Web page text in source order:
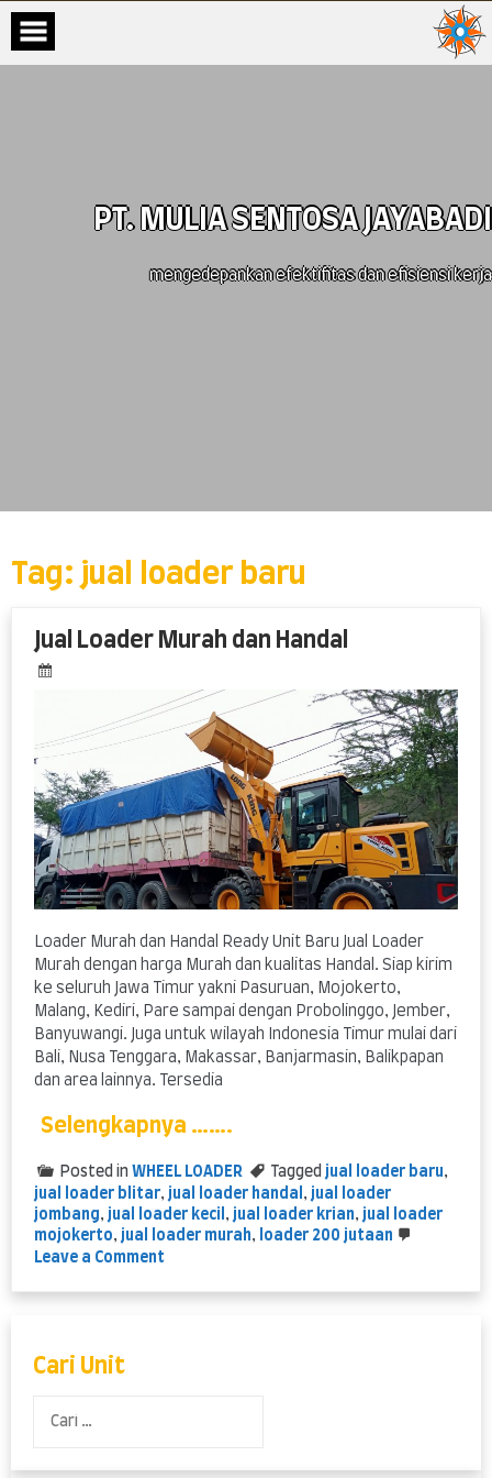
PT. MULIA SENTOSA JAYABADI
mengedepankan efektifitas dan efisiensi kerja
content
Tag: jual loader baru
Jual Loader Murah dan Handal
Loader Murah dan Handal Ready Unit Baru Jual Loader
Murah dengan harga Murah dan kualitas Handal. Siap kirim
ke seluruh Jawa Timur yakni Pasuruan, Mojokerto,
Malang, Kediri, Pare sampai dengan Probolinggo, Jember,
Banyuwangi. Juga untuk wilayah Indonesia Timur mulai dari
Bali, Nusa Tenggara, Makassar, Banjarmasin, Balikpapan
dan area lainnya. Tersedia
Selengkapnya …….
Posted in WHEEL LOADER Tagged jual loader baru,
jual loader blitar, jual loader handal , jual loader
jombang, jual loader kecil , jual loader krian, jual loader
mojokerto, jual loader murah,
loader 200 jutaan
Leave a Commenton
Cari Unit
untuk: